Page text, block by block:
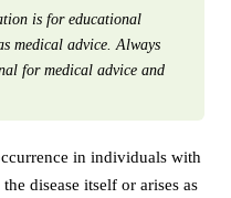
is for educational
medical advice. Always
for medical advice and
in individuals with
disease itself or arises as